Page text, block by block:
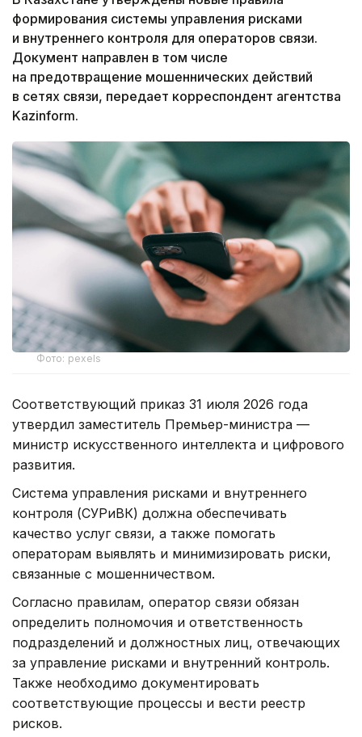
формирования системы управления рисками
и внутреннего контроля для операторов связи.
Документ направлен в том числе
на предотвращение мошеннических действий
в сетях связи, передает корреспондент агентства
Kazinform.
Фото: pexels
Соответствующий приказ 31 июля 2026 года
утвердил заместитель Премьер-министра —
министр искусственного интеллекта и цифрового
развития.
Система управления рисками и внутреннего
контроля (СУРиВК) должна обеспечивать
качество услуг связи, а также помогать
операторам выявлять и минимизировать риски,
связанные с мошенничеством.
Согласно правилам, оператор связи обязан
определить полномочия и ответственность
подразделений и должностных лиц, отвечающих
за управление рисками и внутренний контроль.
Также необходимо документировать
соответствующие процессы и вести реестр
рисков.